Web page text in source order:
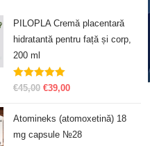
PILOPLA Cremă placentară
hidratantă pentru față și corp,
200 ml
Evaluat la
€45,00 €39,00
Atomineks (atomoxetină) 18
mg capsule №28